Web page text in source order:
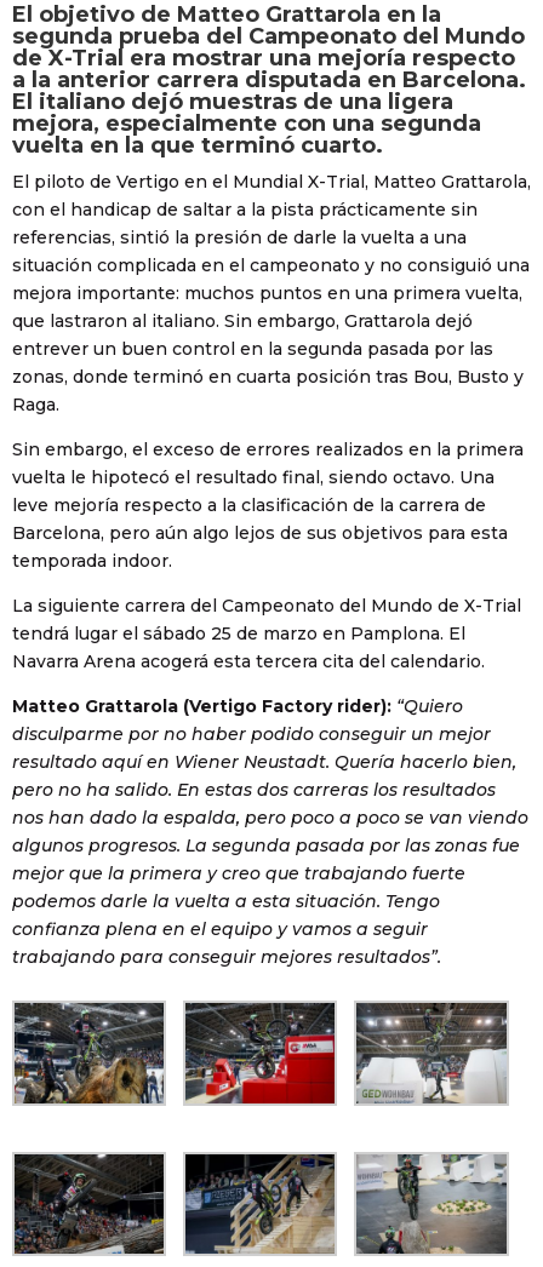
El objetivo de Matteo Grattarola en la
segunda prueba del Campeonato del Mundo
de X-Trial era mostrar una mejoría respecto
a la anterior carrera disputada en Barcelona.
El italiano dejó muestras de una ligera
mejora, especialmente con una segunda
vuelta en la que terminó cuarto.
El piloto de Vertigo en el Mundial X-Trial, Matteo Grattarola,
con el handicap de saltar a la pista prácticamente sin
referencias, sintió la presión de darle la vuelta a una
situación complicada en el campeonato y no consiguió una
mejora importante: muchos puntos en una primera vuelta,
que lastraron al italiano. Sin embargo, Grattarola dejó
entrever un buen control en la segunda pasada por las
zonas, donde terminó en cuarta posición tras Bou, Busto y
Raga.
Sin embargo, el exceso de errores realizados en la primera
vuelta le hipotecó el resultado final, siendo octavo. Una
leve mejoría respecto a la clasificación de la carrera de
Barcelona, pero aún algo lejos de sus objetivos para esta
temporada indoor.
La siguiente carrera del Campeonato del Mundo de X-Trial
tendrá lugar el sábado 25 de marzo en Pamplona. El
Navarra Arena acogerá esta tercera cita del calendario.
Matteo Grattarola (Vertigo Factory rider): “Quiero
disculparme por no haber podido conseguir un mejor
resultado aquí en Wiener Neustadt. Quería hacerlo bien,
pero no ha salido. En estas dos carreras los resultados
nos han dado la espalda, pero poco a poco se van viendo
algunos progresos. La segunda pasada por las zonas fue
mejor que la primera y creo que trabajando fuerte
podemos darle la vuelta a esta situación. Tengo
confianza plena en el equipo y vamos a seguir
trabajando para conseguir mejores resultados”.